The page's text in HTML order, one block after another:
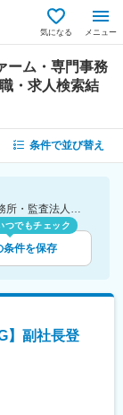
気になる メニュー
ーム・専門事務
・求人検索結
条件で並び替え
[職種]専門職（コンサルティングファーム・専門事務所・監査法人） [業種]小売業界 [詳細条件](待遇・福利厚生)固定給35万円以上
つでもチェック
条件を保存
】副社長登